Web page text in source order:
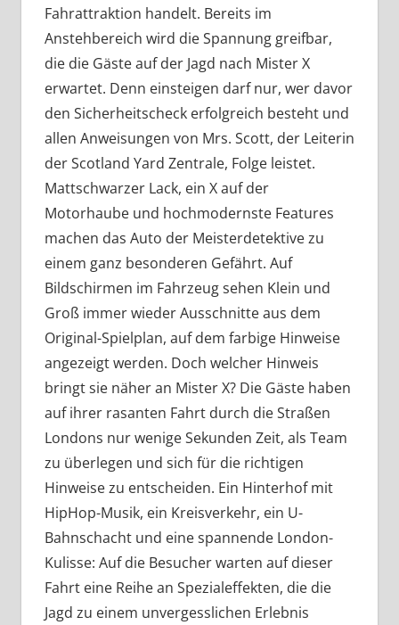
Fahrattraktion handelt. Bereits im
Anstehbereich wird die Spannung greifbar,
die die Gäste auf der Jagd nach Mister X
erwartet. Denn einsteigen darf nur, wer davor
den Sicherheitscheck erfolgreich besteht und
allen Anweisungen von Mrs. Scott, der Leiterin
der Scotland Yard Zentrale, Folge leistet.
Mattschwarzer Lack, ein X auf der
Motorhaube und hochmodernste Features
machen das Auto der Meisterdetektive zu
einem ganz besonderen Gefährt. Auf
Bildschirmen im Fahrzeug sehen Klein und
Groß immer wieder Ausschnitte aus dem
Original-Spielplan, auf dem farbige Hinweise
angezeigt werden. Doch welcher Hinweis
bringt sie näher an Mister X? Die Gäste haben
auf ihrer rasanten Fahrt durch die Straßen
Londons nur wenige Sekunden Zeit, als Team
zu überlegen und sich für die richtigen
Hinweise zu entscheiden. Ein Hinterhof mit
HipHop-Musik, ein Kreisverkehr, ein U-
Bahnschacht und eine spannende London-
Kulisse: Auf die Besucher warten auf dieser
Fahrt eine Reihe an Spezialeffekten, die die
Jagd zu einem unvergesslichen Erlebnis